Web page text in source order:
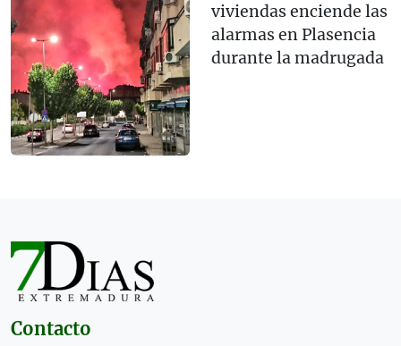
viviendas enciende las
alarmas en Plasencia
durante la madrugada
Contacto